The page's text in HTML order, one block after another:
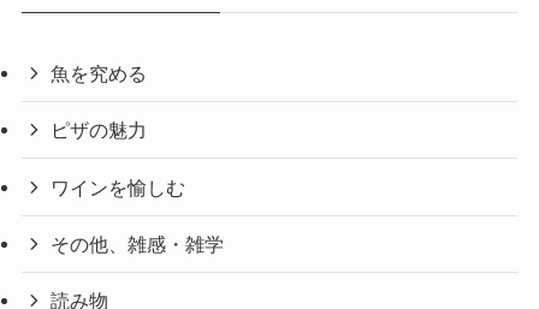
魚を究める
ピザの魅力
ワインを愉しむ
その他、雑感・雑学
読み物